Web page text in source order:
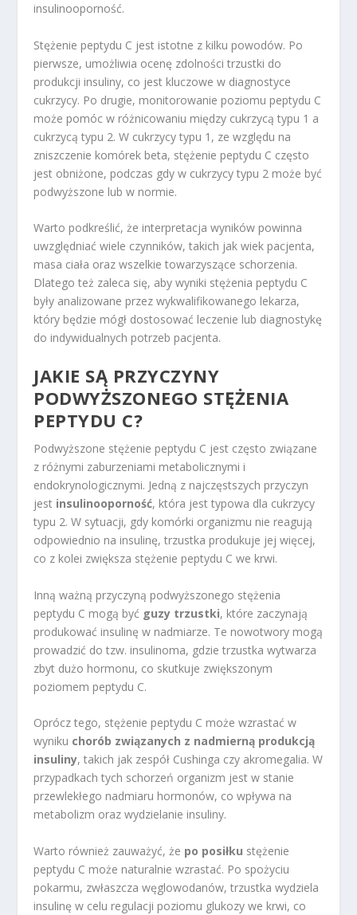
insulinooporność.
Stężenie peptydu C jest istotne z kilku powodów. Po
pierwsze, umożliwia ocenę zdolności trzustki do
produkcji insuliny, co jest kluczowe w diagnostyce
cukrzycy. Po drugie, monitorowanie poziomu peptydu C
może pomóc w różnicowaniu między cukrzycą typu 1 a
cukrzycą typu 2. W cukrzycy typu 1, ze względu na
zniszczenie komórek beta, stężenie peptydu C często
jest obniżone, podczas gdy w cukrzycy typu 2 może być
podwyższone lub w normie.
Warto podkreślić, że interpretacja wyników powinna
uwzględniać wiele czynników, takich jak wiek pacjenta,
masa ciała oraz wszelkie towarzyszące schorzenia.
Dlatego też zaleca się, aby wyniki stężenia peptydu C
były analizowane przez wykwalifikowanego lekarza,
który będzie mógł dostosować leczenie lub diagnostykę
do indywidualnych potrzeb pacjenta.
JAKIE SĄ PRZYCZYNY
PODWYŻSZONEGO STĘŻENIA
PEPTYDU C?
Podwyższone stężenie peptydu C jest często związane
z różnymi zaburzeniami metabolicznymi i
endokrynologicznymi. Jedną z najczęstszych przyczyn
jest insulinooporność, która jest typowa dla cukrzycy
typu 2. W sytuacji, gdy komórki organizmu nie reagują
odpowiednio na insulinę, trzustka produkuje jej więcej,
co z kolei zwiększa stężenie peptydu C we krwi.
Inną ważną przyczyną podwyższonego stężenia
peptydu C mogą być guzy trzustki, które zaczynają
produkować insulinę w nadmiarze. Te nowotwory mogą
prowadzić do tzw. insulinoma, gdzie trzustka wytwarza
zbyt dużo hormonu, co skutkuje zwiększonym
poziomem peptydu C.
Oprócz tego, stężenie peptydu C może wzrastać w
wyniku chorób związanych z nadmierną produkcją
insuliny, takich jak zespół Cushinga czy akromegalia. W
przypadkach tych schorzeń organizm jest w stanie
przewlekłego nadmiaru hormonów, co wpływa na
metabolizm oraz wydzielanie insuliny.
Warto również zauważyć, że po posiłku stężenie
peptydu C może naturalnie wzrastać. Po spożyciu
pokarmu, zwłaszcza węglowodanów, trzustka wydziela
insulinę w celu regulacji poziomu glukozy we krwi, co